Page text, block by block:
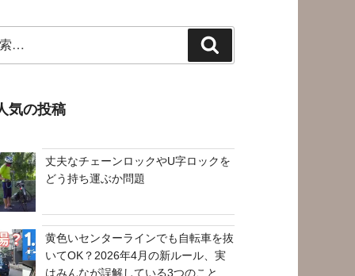
索
気の投稿
丈夫なチェーンロックやU字ロックを
どう持ち運ぶか問題
黄色いセンターラインでも自転車を抜
いてOK？2026年4月の新ルール、実
はみんなが誤解している3つのこと